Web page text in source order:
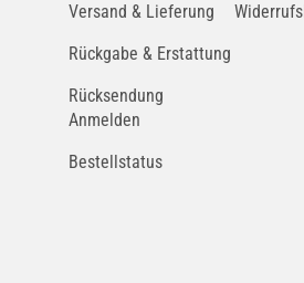
Versand & Lieferung
Rückgabe & Erstattung
Rücksendung
Anmelden
Bestellstatus